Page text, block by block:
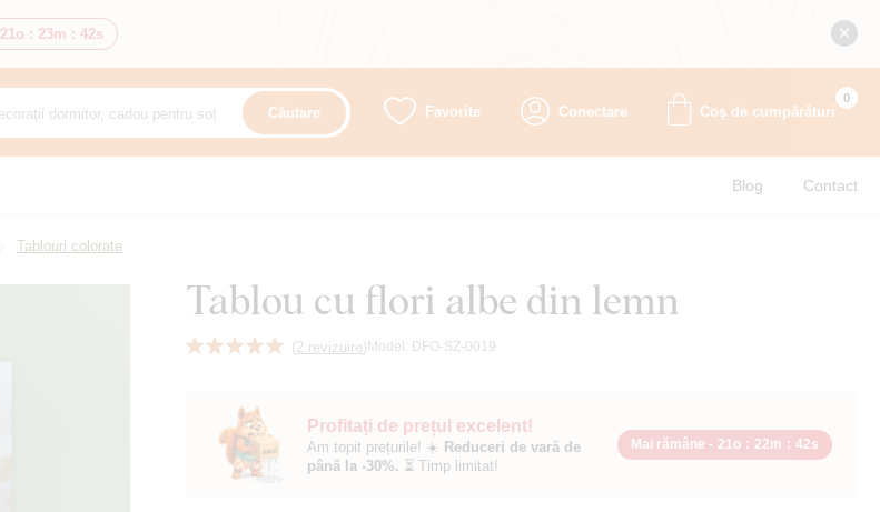
21o : 23m : 40s
Căutare Favorite Conectare Coș de cumpărături
0
Blog Contact
Tablouri colorate
Tablou cu flori albe din lemn
(2 revizuire) Model: DFO-SZ-0019
Profitați de prețul excelent!
Am topit prețurile! ☀️ Reduceri de vară de
până la -30%. ⏳ Timp limitat!
Mai rămâne - 21o : 22m : 41s